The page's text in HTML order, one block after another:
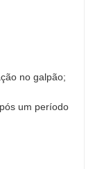
no galpão;
um período